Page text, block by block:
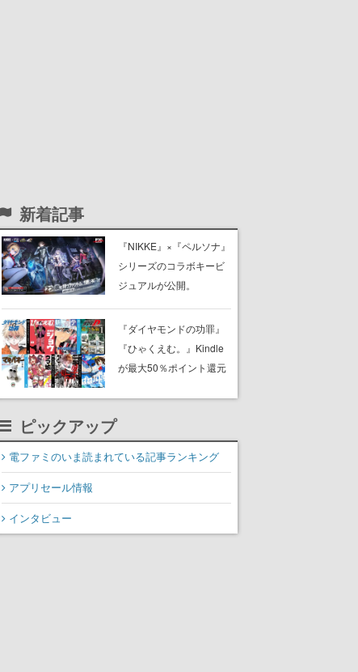
新着記事
『NIKKE』×『ペルソナ』
シリーズのコラボキービ
ジュアルが公開。
『P4G』天城雪子が期間
限定PickUp募集イベント
に登場、『P3R』アイギ
ント、コラボイベントの
『ダイヤモンドの功罪』
『ひゃくえむ。』Kindle
が最大50％ポイント還元
フ』『みどりのマキバオ
ー』『頭文字Ｄ 超合本
ピックアップ
電ファミのいま読まれている記事ランキング
アプリセール情報
インタビュー